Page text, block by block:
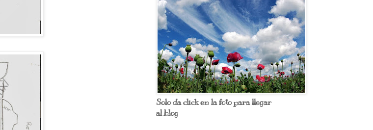
Solo da click en la foto para llegar
al blog